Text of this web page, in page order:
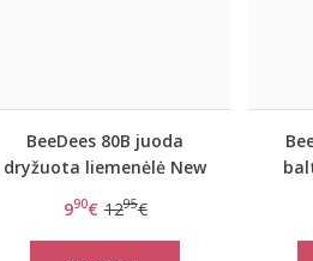
BeeDees 80B juoda
dryžuota liemenėlė New
990€ 1295€